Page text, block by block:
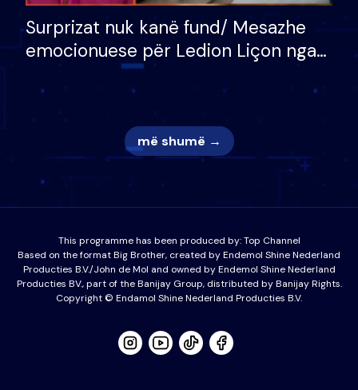
Surprizat nuk kanë fund/ Mesazhe
emocionuese për Ledion Liçon nga
nëna dhe fëmijët e tij, moderatori
nuk i mban dot lotët: Nuk meritoj…
më shumë →
This programme has been produced by:Top Channel
Based on the format Big Brother, created by Endemol Shine Nederland
Producties B.V./John de Mol and owned by Endemol Shine Nederland
Producties BV., part of the Banijay Group, distributed by Banijay Rights.
Copyright © Endamol Shine Nederland Producties B.V.